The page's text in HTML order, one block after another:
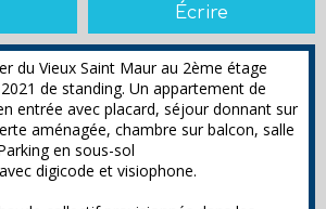
Écrire
du Vieux Saint Maur au 2ème étage
de standing. Un appartement de
entrée avec placard, séjour donnant sur
aménagée, chambre sur balcon, salle
en sous-sol
digicode et visiophone.